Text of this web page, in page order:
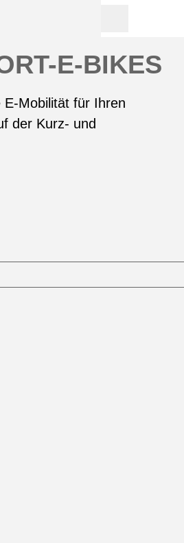
E-BIKES
E-Mobilität für Ihren
der Kurz- und